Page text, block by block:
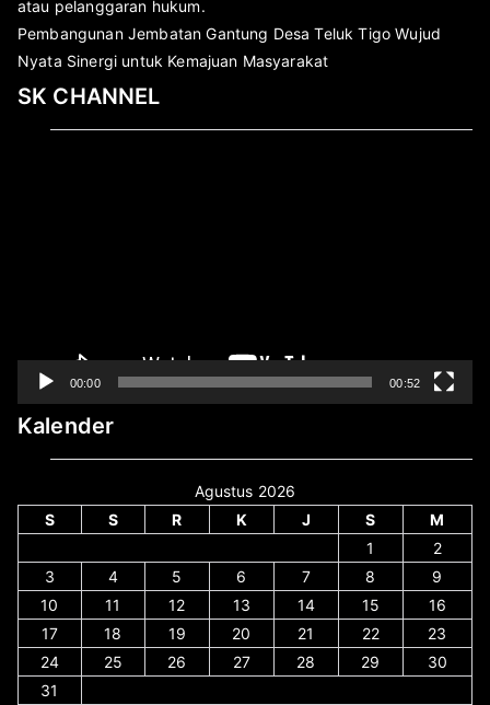
atau pelanggaran hukum.
Pembangunan Jembatan Gantung Desa Teluk Tigo Wujud
Nyata Sinergi untuk Kemajuan Masyarakat
SK CHANNEL
00:00 00:52
Kalender
Agustus 2026
S
S R K J S
M
1
2
3
4 5 6 7 8
9
10
11 12 13 14 15
16
17
18 19 20 21 22
23
24
25 26 27 28 29
30
31